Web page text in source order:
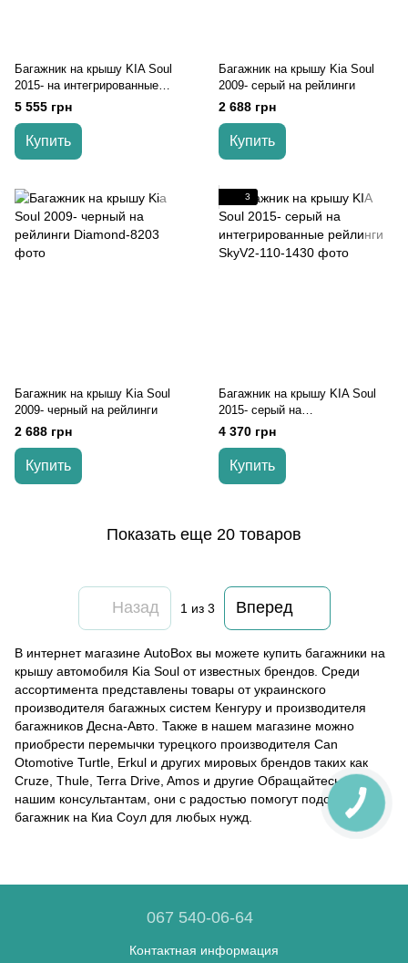
Багажник на крышу KIA Soul
2015- на интегрированные
рейлинги черный Turtle
5 555 грн
Купить
Багажник на крышу Kia Soul
2009- серый на рейлинги
2 688 грн
Купить
Багажник на крышу Kia Soul
2009- черный на рейлинги
2 688 грн
Купить
3
Багажник на крышу KIA Soul
2015- серый на
интегрированные рейлинги
4 370 грн
Купить
Показать еще 20 товаров
Назад 1 из 3 Вперед
В интернет магазине AutoBox вы можете купить багажники на
крышу автомобиля Kia Soul от известных брендов. Среди
ассортимента представлены товары от украинского
производителя багажных систем Кенгуру и производителя
багажников Десна-Авто. Также в нашем магазине можно
приобрести перемычки турецкого производителя Can
Otomotive Turtle, Erkul и других мировых брендов таких как
Cruze, Thule, Terra Drive, Amos и другие Обращайтесь к
нашим консультантам, они с радостью помогут подобрать
багажник на Киа Соул для любых нужд.
067 540-06-64
Контактная информация